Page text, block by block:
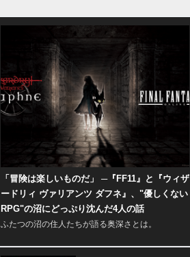
「冒険は楽しいものだ」 ─『FF11』と『ウィザ
ードリィ ヴァリアンツ ダフネ』、"優しくない
RPG"の沼にどっぷり沈んだ4人の話
ふたつの沼の住人たちが語る奥深さとは。